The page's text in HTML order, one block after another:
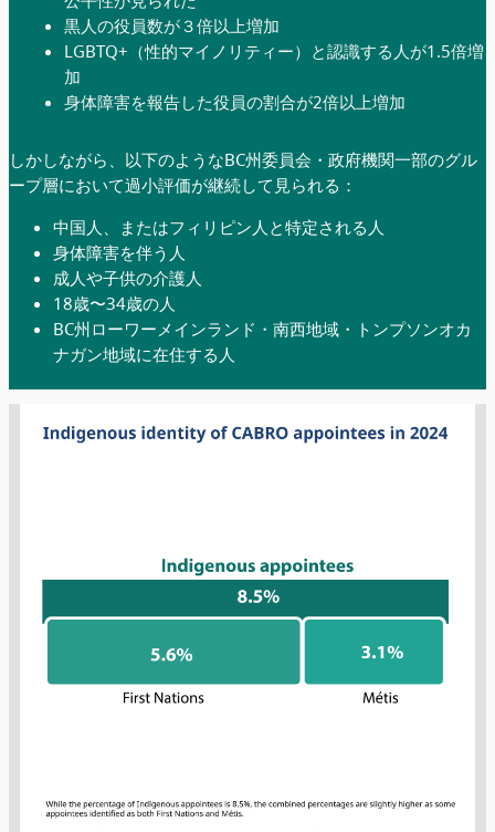
黒人の役員数が３倍以上増加
LGBTQ+（性的マイノリティー）と認識する人が1.5倍増
加
身体障害を報告した役員の割合が2倍以上増加
しかしながら、以下のようなBC州委員会・政府機関一部のグル
ープ層において過小評価が継続して見られる：
中国人、またはフィリピン人と特定される人
身体障害を伴う人
成人や子供の介護人
18歳〜34歳の人
BC州ローワーメインランド・南西地域・トンプソンオカ
ナガン地域に在住する人